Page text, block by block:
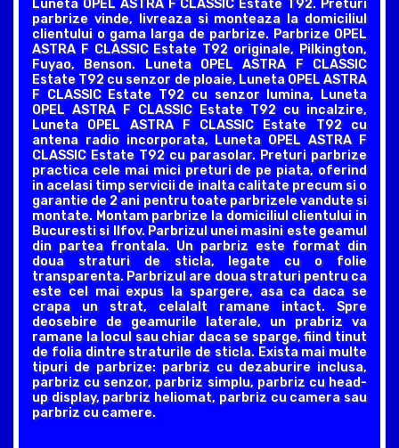
Luneta OPEL ASTRA F CLASSIC Estate T92. Preturi
parbrize vinde, livreaza si monteaza la domiciliul
clientului o gama larga de parbrize. Parbrize OPEL
ASTRA F CLASSIC Estate T92 originale, Pilkington,
Fuyao, Benson. Luneta OPEL ASTRA F CLASSIC
Estate T92 cu senzor de ploaie, Luneta OPEL ASTRA
F CLASSIC Estate T92 cu senzor lumina, Luneta
OPEL ASTRA F CLASSIC Estate T92 cu incalzire,
Luneta OPEL ASTRA F CLASSIC Estate T92 cu
antena radio incorporata, Luneta OPEL ASTRA F
CLASSIC Estate T92 cu parasolar. Preturi parbrize
practica cele mai mici preturi de pe piata, oferind
in acelasi timp servicii de inalta calitate precum si o
garantie de 2 ani pentru toate parbrizele vandute si
montate. Montam parbrize la domiciliul clientului in
Bucuresti si Ilfov. Parbrizul unei masini este geamul
din partea frontala. Un parbriz este format din
doua straturi de sticla, legate cu o folie
transparenta. Parbrizul are doua straturi pentru ca
este cel mai expus la spargere, asa ca daca se
crapa un strat, celalalt ramane intact. Spre
deosebire de geamurile laterale, un prabriz va
ramane la locul sau chiar daca se sparge, fiind tinut
de folia dintre straturile de sticla. Exista mai multe
tipuri de parbrize: parbriz cu dezaburire inclusa,
parbriz cu senzor, parbriz simplu, parbriz cu head-
up display, parbriz heliomat, parbriz cu camera sau
parbriz cu camere.